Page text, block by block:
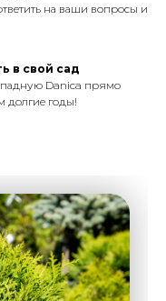
на ваши вопросы и
в свой сад
Danica прямо
долгие годы!